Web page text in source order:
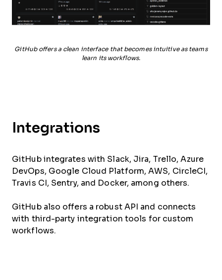
GitHub offers a clean interface that becomes intuitive as teams
learn its workflows.
Integrations
GitHub integrates with Slack, Jira, Trello, Azure
DevOps, Google Cloud Platform, AWS, CircleCI,
Travis CI, Sentry, and Docker, among others.
GitHub also offers a robust API and connects
with third-party integration tools for custom
workflows.